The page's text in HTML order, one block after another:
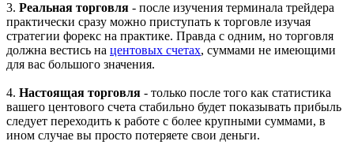
3. Реальная торговля - после изучения терминала трейдера
практически сразу можно приступать к торговле изучая
стратегии форекс на практике. Правда с одним, но торговля
должна вестись на центовых счетах, суммами не имеющими
для вас большого значения.
4. Настоящая торговля - только после того как статистика
вашего центового счета стабильно будет показывать прибыль
следует переходить к работе с более крупными суммами, в
ином случае вы просто потеряете свои деньги.